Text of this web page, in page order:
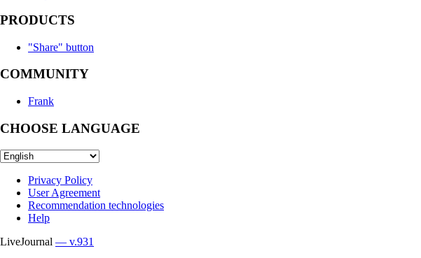
PRODUCTS
"Share" button
COMMUNITY
Frank
CHOOSE LANGUAGE
Privacy Policy
User Agreement
Recommendation technologies
Help
LiveJournal — v.931